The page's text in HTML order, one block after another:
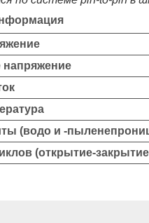
(водо и -
(открытие-